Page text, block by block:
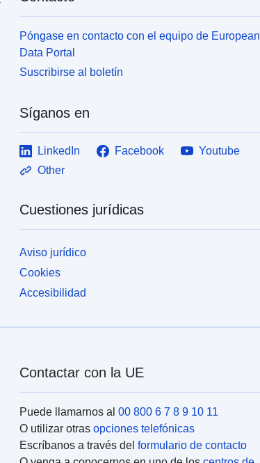
Póngase en contacto con el equipo de European
Data Portal
Suscribirse al boletín
Síganos en
LinkedIn Facebook
Youtube
Other
Cuestiones jurídicas
Aviso jurídico
Cookies
Accesibilidad
Contactar con la UE
Puede llamarnos al 00 800 6 7 8 9 10 11
O utilizar otras opciones telefónicas
Escríbanos a través del formulario de contacto